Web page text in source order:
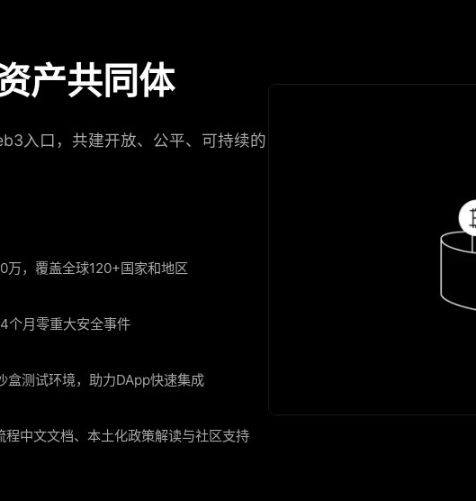
产共同体
入口，共建开放、公平、可持续的
万，覆盖全球120+国家和地区
个月零重大安全事件
盒测试环境，助力DApp快速集成
中文文档、本土化政策解读与社区支持